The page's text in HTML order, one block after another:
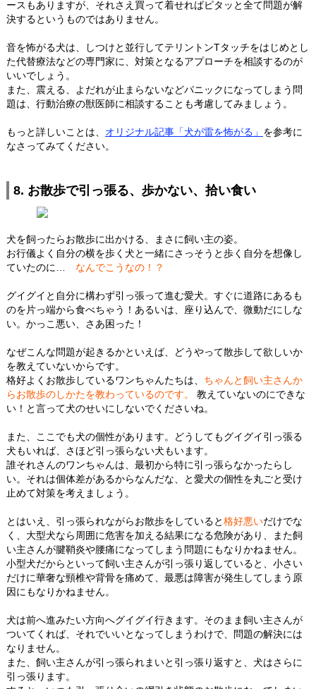
ースもありますが、それさえ買って着せればピタッと全て問題が解
決するというものではありません。
音を怖がる犬は、しつけと並行してテリントンTタッチをはじめとし
た代替療法などの専門家に、対策となるアプローチを相談するのが
いいでしょう。
また、震える、よだれが止まらないなどパニックになってしまう問
題は、行動治療の獣医師に相談することも考慮してみましょう。
もっと詳しいことは、 オリジナル記事「犬が雷を怖がる」 を参考に
なさってみてください。
8. お散歩で引っ張る、歩かない、拾い食い
犬を飼ったらお散歩に出かける、まさに飼い主の姿。
お行儀よく自分の横を歩く犬と一緒にさっそうと歩く自分を想像し
ていたのに… なんでこうなの！？
グイグイと自分に構わず引っ張って進む愛犬。すぐに道路にあるも
のを片っ端から食べちゃう！あるいは、座り込んで、微動だにしな
い。かっこ悪い、さあ困った！
なぜこんな問題が起きるかといえば、どうやって散歩して欲しいか
を教えていないからです。
格好よくお散歩しているワンちゃんたちは、 ちゃんと飼い主さんか
らお散歩のしかたを教わっているのです。
教えていないのにできな
い！と言って犬のせいにしないでくださいね。
また、ここでも犬の個性があります。どうしてもグイグイ引っ張る
犬もいれば、さほど引っ張らない犬もいます。
誰それさんのワンちゃんは、最初から特に引っ張らなかったらし
い。それは個体差があるからなんだな、と愛犬の個性を丸ごと受け
止めて対策を考えましょう。
とはいえ、引っ張られながらお散歩をしていると格好悪いだけでな
く、大型犬なら周囲に危害を加える結果になる危険があり、また飼
い主さんが腱鞘炎や腰痛になってしまう問題にもなりかねません。
小型犬だからといって飼い主さんが引っ張り返していると、小さい
だけに華奢な頸椎や背骨を痛めて、最悪は障害が発生してしまう原
因にもなりかねません。
犬は前へ進みたい方向へグイグイ行きます。そのまま飼い主さんが
ついてくれば、それでいいとなってしまうわけで、問題の解決には
なりません。
また、飼い主さんが引っ張られまいと引っ張り返すと、犬はさらに
引っ張ります。